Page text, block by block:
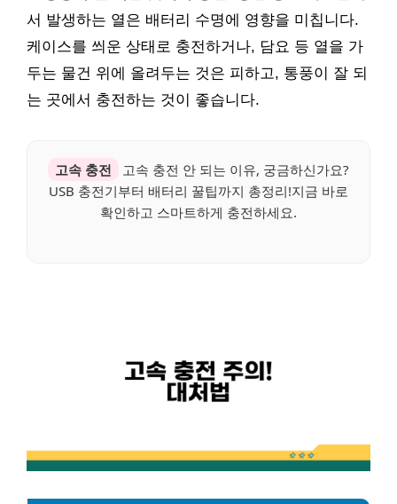
서 발생하는 열은 배터리 수명에 영향을 미칩니다.
케이스를 씌운 상태로 충전하거나, 담요 등 열을 가
두는 물건 위에 올려두는 것은 피하고, 통풍이 잘 되
는 곳에서 충전하는 것이 좋습니다.
고속 충전
고속 충전 안 되는 이유, 궁금하신가요?
USB 충전기부터 배터리 꿀팁까지 총정리!지금 바로
확인하고 스마트하게 충전하세요.